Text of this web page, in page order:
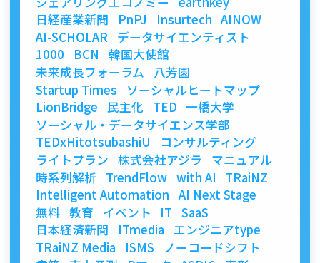
日経産業新聞
PnPJ Insurtech AINOW
AI-SCHOLAR
データサイエンティスト
1000
BCN
韓国大使館
未来成長フォーラム
八芳園
Startup Times
ソーシャルヒートマップ
LionBridge 民主化 TED 一橋大学
ソーシャル・データサイエンス学部
TEDxHitotsubashiU
コンサルティング
ライトプラン 株式会社アジラ
マニュアル
時系列解析 TrendFlow with AI
TRaiNZ
Intelligent Automation AI Next Stage
無料 教育 イベント IT SaaS
日本経済新聞
ITmedia
エンジニアtype
TRaiNZ Media
ISMS
ノーコードシフト